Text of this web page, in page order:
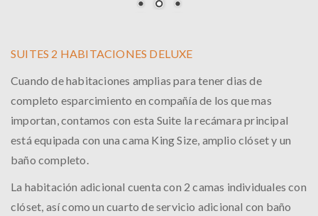
SUITES 2 HABITACIONES DELUXE
Cuando de habitaciones amplias para tener dias de
completo esparcimiento en compañía de los que mas
importan, contamos con esta Suite la recámara principal
está equipada con una cama King Size, amplio clóset y un
baño completo.
La habitación adicional cuenta con 2 camas individuales con
clóset, así como un cuarto de servicio adicional con baño